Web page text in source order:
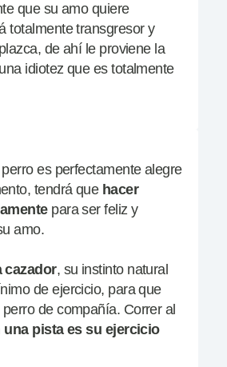
que su amo quiere
totalmente transgresor y
de ahí le proviene la
idiotez que es totalmente
es perfectamente alegre
tendrá que hacer
para ser feliz y
amo.
cazador, su instinto natural
de ejercicio, para que
de compañía. Correr al
una pista es su ejercicio